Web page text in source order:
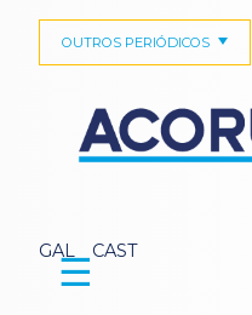
GAL CAST
OUTROS PERIÓDICOS
☰